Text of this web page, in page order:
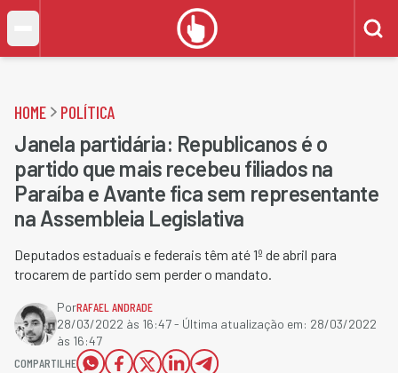
HOME POLÍTICA
Janela partidária: Republicanos é o
partido que mais recebeu filiados na
Paraíba e Avante fica sem representante
na Assembleia Legislativa
Deputados estaduais e federais têm até 1º de abril para
trocarem de partido sem perder o mandato.
PorRAFAEL ANDRADE
28/03/2022 às 16:47- Última atualização em: 28/03/2022
às 16:47
COMPARTILHE